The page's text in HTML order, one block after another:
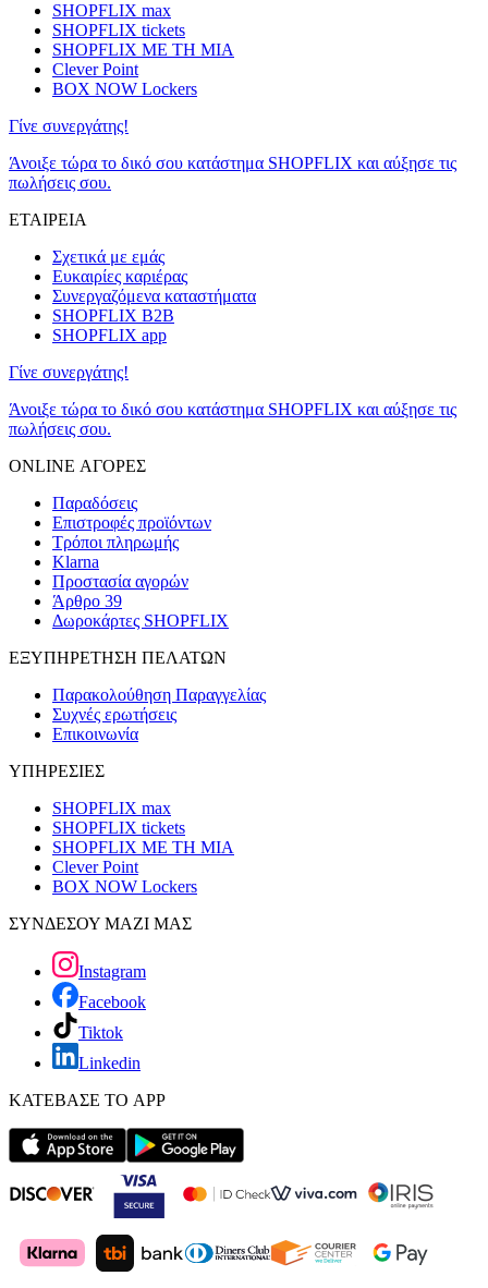
SHOPFLIX max
SHOPFLIX tickets
SHOPFLIX ΜΕ ΤΗ ΜΙΑ
Clever Point
BOX NOW Lockers
Γίνε συνεργάτης!
Άνοιξε τώρα το δικό σου κατάστημα SHOPFLIX και αύξησε τις
πωλήσεις σου.
ΕΤΑΙΡΕΙΑ
Σχετικά με εμάς
Ευκαιρίες καριέρας
Συνεργαζόμενα καταστήματα
SHOPFLIX B2B
SHOPFLIX app
Γίνε συνεργάτης!
Άνοιξε τώρα το δικό σου κατάστημα SHOPFLIX και αύξησε τις
πωλήσεις σου.
ONLINE ΑΓΟΡΕΣ
Παραδόσεις
Επιστροφές προϊόντων
Τρόποι πληρωμής
Klarna
Προστασία αγορών
Άρθρο 39
Δωροκάρτες SHOPFLIX
ΕΞΥΠΗΡΕΤΗΣΗ ΠΕΛΑΤΩΝ
Παρακολούθηση Παραγγελίας
Συχνές ερωτήσεις
Επικοινωνία
ΥΠΗΡΕΣΙΕΣ
SHOPFLIX max
SHOPFLIX tickets
SHOPFLIX ΜΕ ΤΗ ΜΙΑ
Clever Point
BOX NOW Lockers
ΣΥΝΔΕΣΟΥ ΜΑΖΙ ΜΑΣ
Instagram
Facebook
Tiktok
Linkedin
ΚΑΤΕΒΑΣΕ ΤΟ APP